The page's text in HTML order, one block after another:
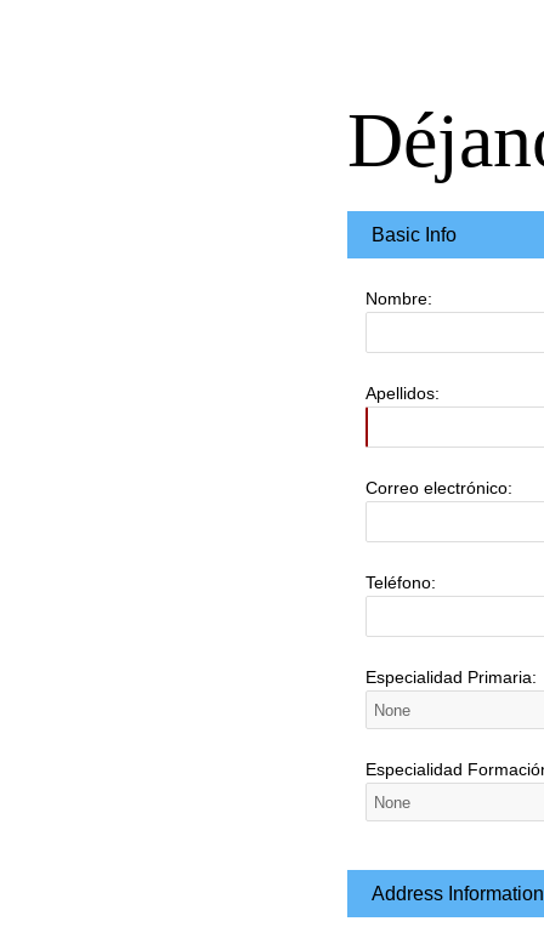
Basic Info
Nombre:
Apellidos:
Correo electrónico:
Teléfono:
Especialidad Primaria:
Especialidad
Address Information